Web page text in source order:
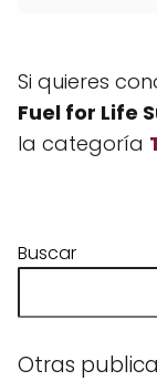
Si quieres
Fuel for Life
la categoría
Buscar
Otras